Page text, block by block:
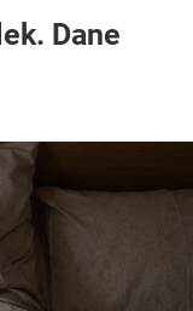
Dane